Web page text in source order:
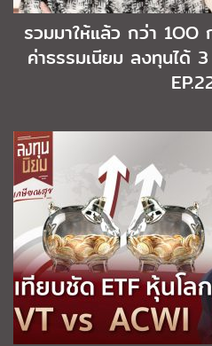
รวมมาให้แล้ว กว่า
ค่าธรรมเนียม ลงทุนได้